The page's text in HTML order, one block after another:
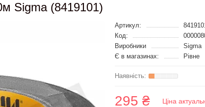
Sigma (8419101)
Артикул:
Код:
Виробники
Sigma
Є в магазинах:
Рівне
295 ₴ Ціна